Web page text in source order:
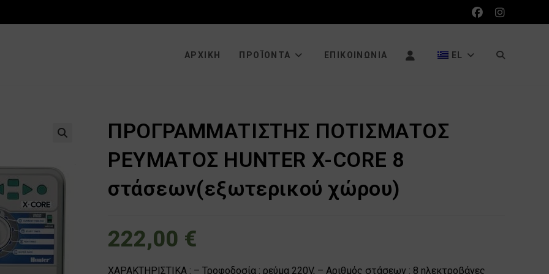
ΑΡΧΙΚΉ ΠΡΟΪΌΝΤΑ ΕΠΙΚΟΙΝΩΝΊΑ EL ΕΝΑΛΛΑΓΉ
ΠΡΟΓΡΑΜΜΑΤΙΣΤΗΣ ΠΟΤΙΣΜΑΤΟΣ
ΡΕΥΜΑΤΟΣ HUNTER X-CORE 8
στάσεων(εξωτερικού χώρου)
222,00 €
ΧΑΡΑΚΤΗΡΙΣΤΙΚΑ : – Τροφοδοσία : ρεύμα 220V, – Αριθμός στάσεων : 8 ηλεκτροβάνες